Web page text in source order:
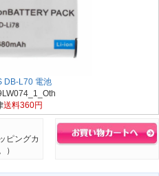
DB-L70 電池
送料360円
ピングカ
）